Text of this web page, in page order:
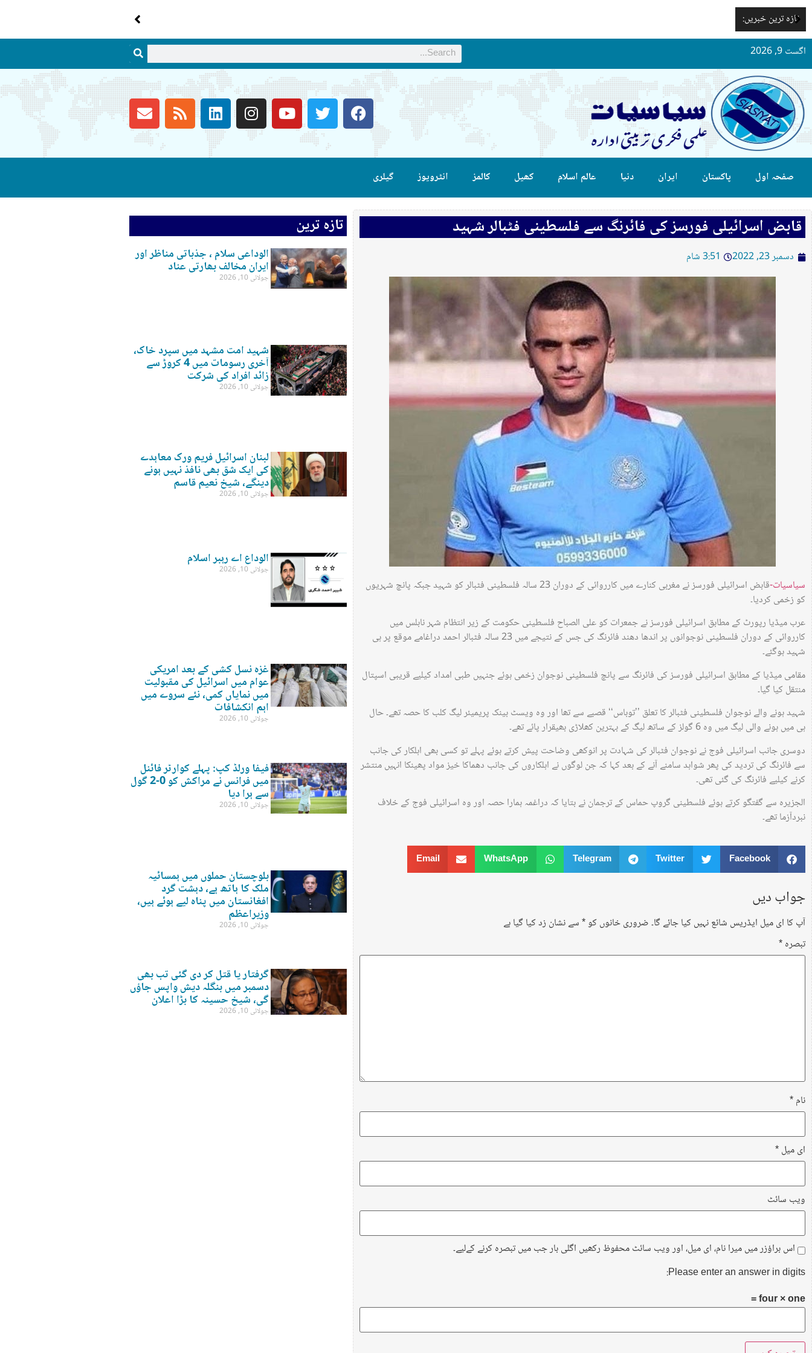
تازہ ترین خبریں:
اگست 9, 2026
صفحہ اول پاکستان ایران دنیا عالم اسلام کھیل کالمز انٹرویوز گیلری
قابض اسرائیلی فورسز کی فائرنگ سے فلسطینی فٹبالر شہید
دسمبر 23, 2022 3:51 شام
سیاسیات-
قابض اسرائیلی فورسز نے مغربی کنارے میں کارروائی کے دوران 23 سالہ فلسطینی فٹبالر کو شہید جبکہ پانچ شہریوں
کو زخمی کردیا۔
عرب میڈیا رپورٹ کے مطابق اسرائیلی فورسز نے جمعرات کو علی الصباح فلسطینی حکومت کے زیر انتظام شہر نابلس میں
کارروائی کے دوران فلسطینی نوجوانوں پر اندھا دھند فائرنگ کی جس کے نتیجے میں 23 سالہ فٹبالر احمد دراغامے موقع پر ہی
شہید ہوگئے۔
مقامی میڈیا کے مطابق اسرائیلی فورسز کی فائرنگ سے پانچ فلسطینی نوجوان زخمی ہوئے جنہیں طبی امداد کیلیے قریبی اسپتال
منتقل کیا گیا۔
شہید ہونے والے نوجوان فلسطینی فٹبالر کا تعلق ’’توباس‘‘ قصبے سے تھا اور وہ ویسٹ بینک پریمیئر لیگ کلب کا حصہ تھے۔ حال
ہی میں ہونے والی لیگ میں وہ 6 گولز کے ساتھ لیگ کے بہترین کھلاڑی بھیقرار پائے تھے۔
دوسری جانب اسرائیلی فوج نے نوجوان فٹبالر کی شہادت پر انوکھی وضاحت پیش کرتے ہوئے پہلے تو کسی بھی اہلکار کی جانب
سے فائرنگ کی تردید کی پھر شواہد سامنے آنے کے بعد کہا کہ جن لوگوں نے اہلکاروں کی جانب دھماکا خیز مواد پھینکا انہیں منتشر
کرنے کیلیے فائرنگ کی گئی تھی۔
الجزیرہ سے گفتگو کرتے ہوئے فلسطینی گروپ حماس کے ترجمان نے بتایا کہ دراغمہ ہمارا حصہ اور وہ اسرائیلی فوج کے خلاف
نبردآزما تھے۔
Facebook
Twitter
Telegram
WhatsApp
Email
جواب دیں
آپ کا ای میل ایڈریس شائع نہیں کیا جائے گا۔ضروری خانوں کو*سے نشان زد کیا گیا ہے
تبصرہ*
نام*
ای میل*
ویب‌ سائٹ
اس براؤزر میں میرا نام، ای میل، اور ویب سائٹ محفوظ رکھیں اگلی بار جب میں تبصرہ کرنے کےلیے۔
Please enter an answer in digits:
four × one =
تازہ ترین
الوداعی سلام ، جذباتی مناظر اور
ایران مخالف بھارتی عناد
جولائی 10, 2026
شہید امت مشہد میں سپرد خاک،
آخری رسومات میں 4 کروڑ سے
زائد افراد کی شرکت
جولائی 10, 2026
لبنان اسرائیل فریم ورک معاہدے
کی ایک شق بھی نافذ نہیں ہونے
دینگے، شیخ نعیم قاسم
جولائی 10, 2026
الوداع اے رہبر اسلام
جولائی 10, 2026
غزہ نسل کشی کے بعد امریکی
عوام میں اسرائیل کی مقبولیت
میں نمایاں کمی، نئے سروے میں
اہم انکشافات
جولائی 10, 2026
فیفا ورلڈ کپ: پہلے کوارٹر فائنل
میں فرانس نے مراکش کو 0-2 گول
سے ہرا دیا
جولائی 10, 2026
بلوچستان حملوں میں ہمسائیہ
ملک کا ہاتھ ہے، دہشت گرد
افغانستان میں پناہ لیے ہوئے ہیں،
وزیراعظم
جولائی 10, 2026
گرفتار یا قتل کر دی گئی تب بھی
دسمبر میں بنگلہ دیش واپس جاؤں
گی، شیخ حسینہ کا بڑا اعلان
جولائی 10, 2026